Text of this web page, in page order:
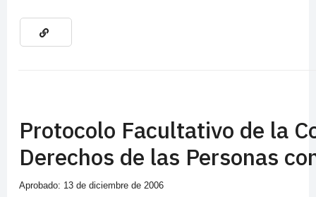
Protocolo Facultativo de la
Derechos de las Personas
Aprobado: 13 de diciembre de 2006